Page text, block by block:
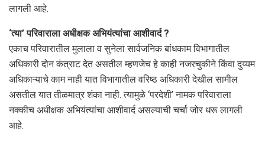
लागली आहे.
‘त्या’ परिवाराला अधीक्षक अभियंत्यांचा आशीवार्द ?
एकाच परिवारातील मुलाला व सुनेला सार्वजनिक बांधकाम विभागातील
अधिकारी दोन कंत्राट देत असतील म्हणजेच हे काही नजरचुकीने किंवा दुय्यम
अधिकाऱ्याचे काम नाही यात विभागातील वरिष्ठ अधिकारी देखील सामील
असतील यात तीळमात्र शंका नाही. त्यामुळे ‘परदेशी’ नामक परिवाराला
नक्कीच अधीक्षक अभियंत्यांचा आशीवार्द असल्याची चर्चा जोर धरू लागली
आहे.